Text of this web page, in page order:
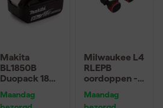
Makita
BL1850B
Duopack 18V
5.0Ah (2st)
Maandag
Milwaukee L4
RLEPB
oordoppen -
oplaadbaar
Maandag